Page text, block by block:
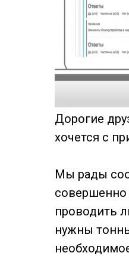
Дорогие
хочется с
Мы рады
проводить
нужны